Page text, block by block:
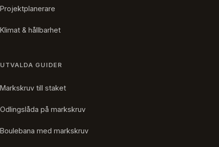
Projektplanerare
Klimat & hållbarhet
UTVALDA GUIDER
Markskruv till staket
Odlingslåda på markskruv
Boulebana med markskruv